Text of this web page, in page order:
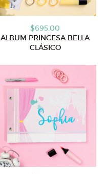
$695.00
ALBUM PRINCESA BELLA
CLÁSICO